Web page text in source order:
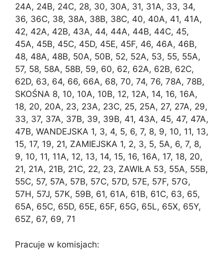
24A, 24B, 24C, 28, 30, 30A, 31, 31A, 33, 34,
36, 36C, 38, 38A, 38B, 38C, 40, 40A, 41, 41A,
42, 42A, 42B, 43A, 44, 44A, 44B, 44C, 45,
45A, 45B, 45C, 45D, 45E, 45F, 46, 46A, 46B,
48, 48A, 48B, 50A, 50B, 52, 52A, 53, 55, 55A,
57, 58, 58A, 58B, 59, 60, 62, 62A, 62B, 62C,
62D, 63, 64, 66, 66A, 68, 70, 74, 76, 78A, 78B,
SKOŚNA 8, 10, 10A, 10B, 12, 12A, 14, 16, 16A,
18, 20, 20A, 23, 23A, 23C, 25, 25A, 27, 27A, 29,
33, 37, 37A, 37B, 39, 39B, 41, 43A, 45, 47, 47A,
47B, WANDEJSKA 1, 3, 4, 5, 6, 7, 8, 9, 10, 11, 13,
15, 17, 19, 21, ZAMIEJSKA 1, 2, 3, 5, 5A, 6, 7, 8,
9, 10, 11, 11A, 12, 13, 14, 15, 16, 16A, 17, 18, 20,
21, 21A, 21B, 21C, 22, 23, ZAWIŁA 53, 55A, 55B,
55C, 57, 57A, 57B, 57C, 57D, 57E, 57F, 57G,
57H, 57J, 57K, 59B, 61, 61A, 61B, 61C, 63, 65,
65A, 65C, 65D, 65E, 65F, 65G, 65L, 65X, 65Y,
65Z, 67, 69, 71
Pracuje w komisjach: